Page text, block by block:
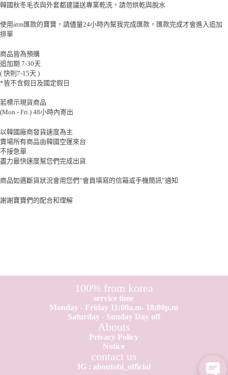
韓國秋冬毛衣與外套都建議送專業乾洗，請勿烘乾與脫水
使用atm匯款的寶寶，請儘量24小時內幫我完成匯款，匯款完成才會進入追加
排單
商品皆為預購
追加期 7-30天
( 快則7-15天 )
*皆不含假日及國定假日
若標示現貨商品
(Mon.- Fri.) 48小時內寄出
以韓國廠商發貨速度為主
賣場所有商品由韓國空運來台
不接急單
盡力最快速度幫您們完成出貨
商品如遇斷貨狀況會用您們”會員填寫的信箱或手機簡訊”通知
謝謝寶寶們的配合和理解
100% from korea
service time
Monday - Friday 11:00a.m- 18:00p.m
Saturday - Sunday Day off
Abouts
Privacy Policy
Notice
contact us
IG : aboutobi_official